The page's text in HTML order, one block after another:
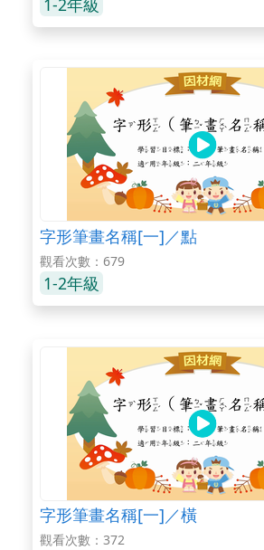
字形筆畫名稱[一]／點
觀看次數：679
1-2年級
字形筆畫名稱[一]／橫
觀看次數：372